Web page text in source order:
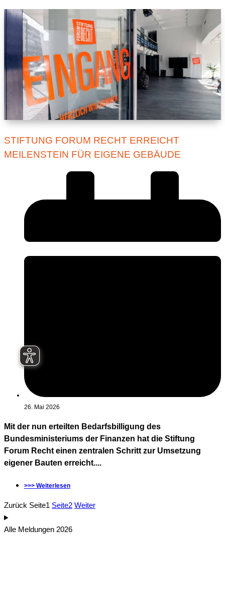
STIFTUNG FORUM RECHT ERREICHT
MEILENSTEIN FÜR EIGENE GEBÄUDE
26. Mai 2026
Mit der nun erteilten Bedarfsbilligung des
Bundesministeriums der Finanzen hat die Stiftung
Forum Recht einen zentralen Schritt zur Umsetzung
eigener Bauten erreicht....
>>> Weiterlesen
Zurück Seite1 Seite2 Weiter
Alle Meldungen 2026